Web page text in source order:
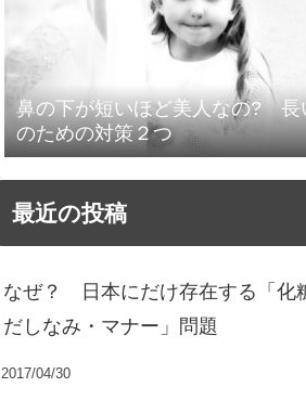
鼻の下が短いほど美人なの? 長
のための対策２つ
最近の投稿
なぜ？ 日本にだけ存在する「化
だしなみ・マナー」問題
2017/04/30